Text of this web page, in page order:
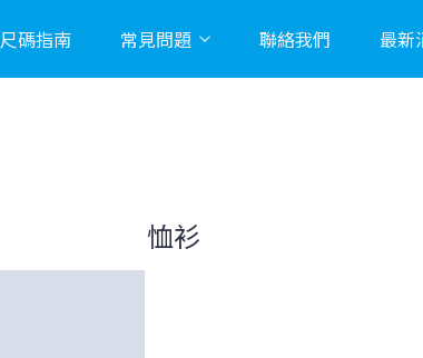
尺碼指南 常見問題 聯絡我們 最新
恤衫